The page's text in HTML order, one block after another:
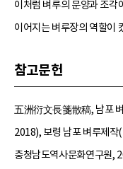
이처럼 벼루의 문양과 조각
이어지는 벼루장의 역할이
참고문헌
五洲衍文長箋散稿, 남포
2018), 보령 남포 벼루제작
충청남도역사문화연구원,